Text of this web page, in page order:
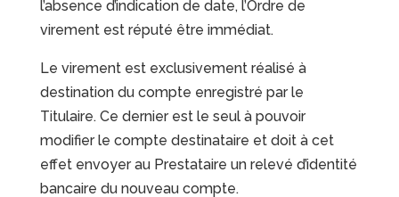
l’absence d’indication de date, l’Ordre de
virement est réputé être immédiat.
Le virement est exclusivement réalisé à
destination du compte enregistré par le
Titulaire. Ce dernier est le seul à pouvoir
modifier le compte destinataire et doit à cet
effet envoyer au Prestataire un relevé d’identité
bancaire du nouveau compte.